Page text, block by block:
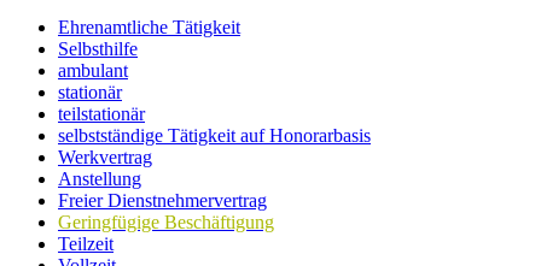
Ehrenamtliche Tätigkeit
Selbsthilfe
ambulant
stationär
teilstationär
selbstständige Tätigkeit auf Honorarbasis
Werkvertrag
Anstellung
Freier Dienstnehmervertrag
Geringfügige Beschäftigung
Teilzeit